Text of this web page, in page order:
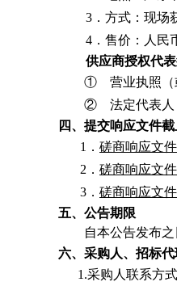
3． 方式：现场
4． 售价：人民
供应商授权代
① 营业执照
② 法定代表
四、提交响应文件
1． 磋商响应文
2． 磋商响应文
3． 磋商响应文
五、公告期限
自本公告发布之
六、采购人、招标
1.采购人联系方式